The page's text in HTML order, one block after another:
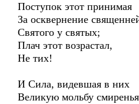
Поступок этот принимая
За осквернение
Святого у святых;
Плач этот возрастал,
Не тих!
И Сила, видевшая в них
Великую мольбу